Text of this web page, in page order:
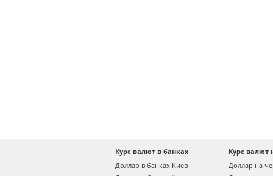
Курс валют в банках
Доллар в банках Киев
Курс валют
Доллар на